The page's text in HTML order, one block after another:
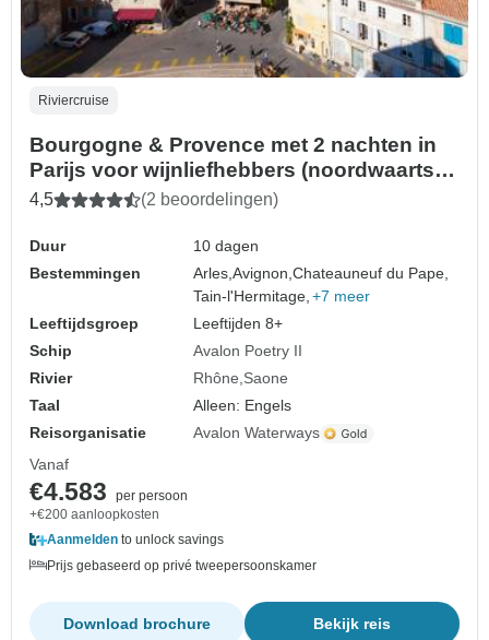
Riviercruise
Bourgogne & Provence met 2 nachten in
Parijs voor wijnliefhebbers (noordwaarts)
2026
4,5 (2 beoordelingen)
Duur
10 dagen
Bestemmingen
Arles,Avignon,Chateauneuf du Pape,
Tain-l'Hermitage, +7 meer
Leeftijdsgroep
Leeftijden 8+
Schip
Avalon Poetry II
Rivier
Rhône Saone
Taal
Alleen: Engels
Reisorganisatie
Avalon Waterways
Vanaf
€4.583
per persoon
+€200 aanloopkosten
Aanmelden to unlock savings
Prijs gebaseerd op privé tweepersoonskamer
Bekijk reis
Download brochure